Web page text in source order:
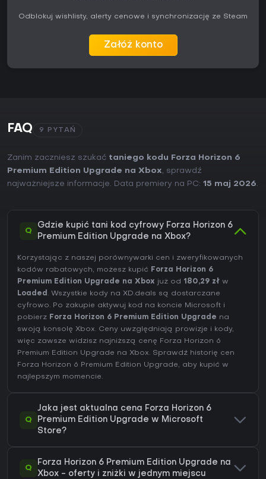
Odblokuj wishlisty, alerty cenowe i synchronizację ze Steam
Załóż konto
FAQ 9 PYTAŃ
Zanim zaczniesz szukać taniego kodu Forza Horizon 6
Premium Edition Upgrade na Xbox, sprawdź
najważniejsze informacje. Data premiery na PC: 15 maj 2026.
Q
Gdzie kupić tani kod cyfrowy Forza Horizon 6
Premium Edition Upgrade na Xbox?
Korzystając z naszej porównywarki cen i zweryfikowanych
kodów rabatowych, możesz kupić Forza Horizon 6
Premium Edition Upgrade na Xbox już od 180,29 zł w
Loaded . Wszystkie kody na XD.deals są dostarczane
cyfrowo. Po zakupie aktywuj kod na koncie Microsoft i
pobierz Forza Horizon 6 Premium Edition Upgrade na
swoją konsolę Xbox. Ceny uwzględniają prowizje i kody,
więc zawsze widzisz najniższą cenę Forza Horizon 6
Premium Edition Upgrade na Xbox. Sprawdź historię cen
Forza Horizon 6 Premium Edition Upgrade, aby kupić w
najlepszym momencie.
Q
Jaka jest aktualna cena Forza Horizon 6
Premium Edition Upgrade w Microsoft
Store?
Q
Forza Horizon 6 Premium Edition Upgrade na
Xbox - oferty i zniżki w jednym miejscu